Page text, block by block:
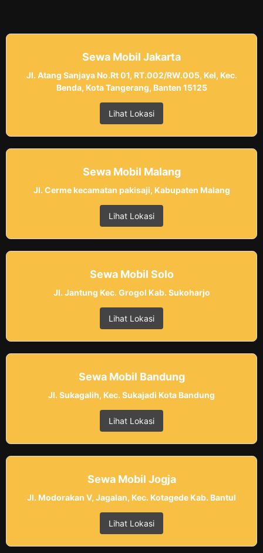
Sewa Mobil Jakarta
Jl. Atang Sanjaya No.Rt 01, RT.002/RW.005, Kel, Kec.
Benda, Kota Tangerang, Banten 15125
Lihat Lokasi
Sewa Mobil Malang
Jl. Cerme kecamatan pakisaji, Kabupaten Malang
Lihat Lokasi
Sewa Mobil Solo
Jl. Jantung Kec. Grogol Kab. Sukoharjo
Lihat Lokasi
Sewa Mobil Bandung
Jl. Sukagalih, Kec. Sukajadi Kota Bandung
Lihat Lokasi
Sewa Mobil Jogja
Jl. Modorakan V, Jagalan, Kec. Kotagede Kab. Bantul
Lihat Lokasi